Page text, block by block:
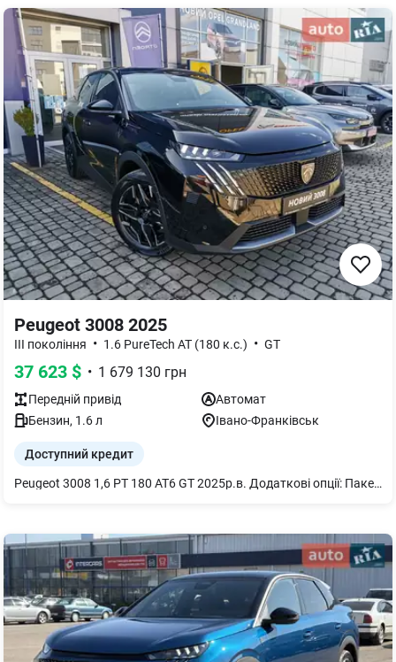
Peugeot 3008 2025
III покоління • 1.6 PureTech AT (180 к.с.) • GT
37 623 $ • 1 679 130 грн
Передній привід
Автомат
Бензин, 1.6л Івано-Франківськ
Доступний кредит
Peugeot 3008 1,6 PT 180 AT6 GT 2025р.в. Додаткові опції: Пакет БЕЗПЕКА GT ПЛЮС: Система допомоги при зміні смуги руху Lane change assist - long range Система попередження про поперечний рух позаду Rear Cross Traffic Alert Асистент утримання обраної позиції в смузі руху Lane Positioning Assist Сигналізація Бездротова зарядка, 15 Вт Камера 360° (4 камери) Зовнішні дзеркала заднього виду з функцією автоскладання, LED підсвіткою і налаштуванням позиції при реверсі Фарба: Чорний металік (9VM0)